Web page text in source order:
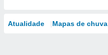
Atualidade Mapas de chuva